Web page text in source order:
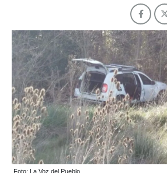
Foto: La Voz del Pueblo